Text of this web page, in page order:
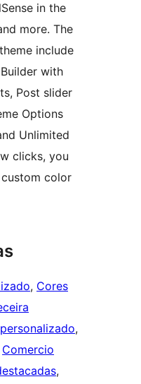
in the
more. The
include
with
Post slider
Options
Unlimited
clicks, you
color
, Cores
Comercio